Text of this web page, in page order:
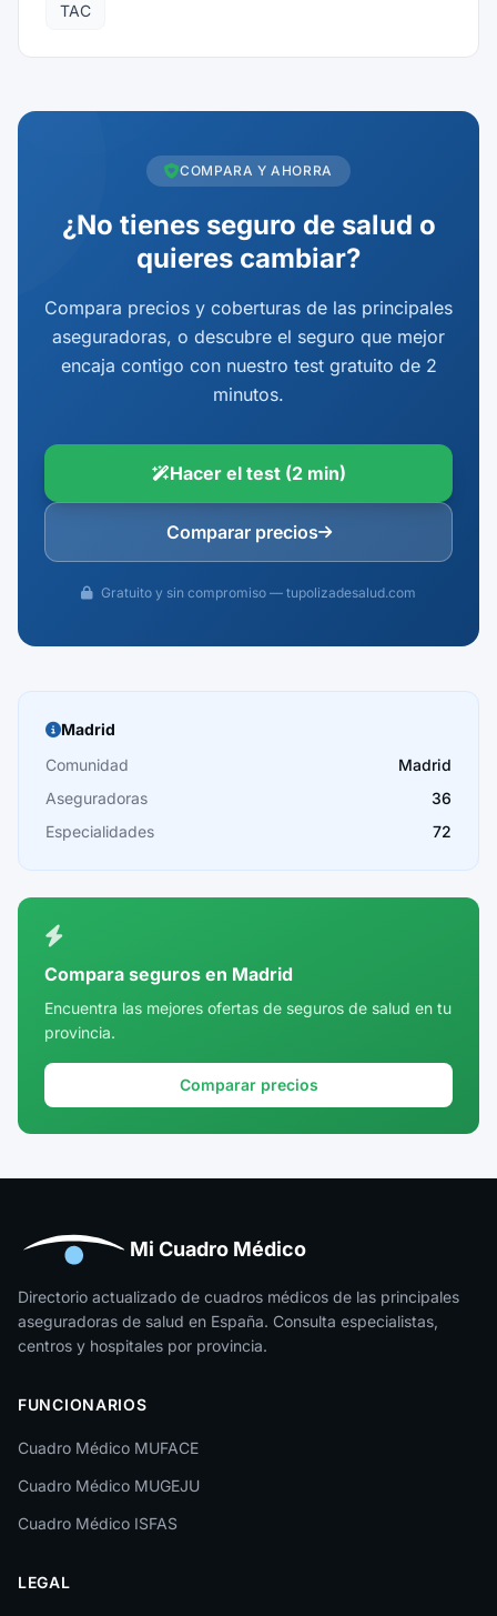
TAC
COMPARA Y AHORRA
¿No tienes seguro de salud o
quieres cambiar?
Compara precios y coberturas de las principales
aseguradoras, o descubre el seguro que mejor
encaja contigo con nuestro test gratuito de 2
minutos.
Hacer el test (2 min)
Comparar precios
Gratuito y sin compromiso — tupolizadesalud.com
Madrid
Comunidad
Madrid
Aseguradoras
36
Especialidades
72
Compara seguros en Madrid
Encuentra las mejores ofertas de seguros de salud en tu
provincia.
Comparar precios
Mi Cuadro Médico
Directorio actualizado de cuadros médicos de las principales
aseguradoras de salud en España. Consulta especialistas,
centros y hospitales por provincia.
FUNCIONARIOS
Cuadro Médico MUFACE
Cuadro Médico MUGEJU
Cuadro Médico ISFAS
LEGAL